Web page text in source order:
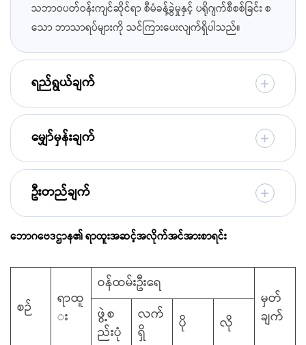
သဘာဝပတ်ဝန်းကျင်ဆိုင်ရာ စီမံခန့်ခွဲမှုနှင့် ပရိုဂျက်စီစစ်ခြင်း စ
သော ဘာသာရပ်များကို သင်ကြားပေးလျက်ရှိပါသည်။
ရည်ရွယ်ချက်
မျှော်မှန်းချက်
ဦးတည်ချက်
ဘောဂဗေဒဌာန၏ ရာထူးအဆင့်အလိုက်အင်အားစာရင်း
စဉ်
ရာထူ
း
ဝန်ထမ်းဦးရေ
မှတ်
ချက်
ဖွဲ့စ
ည်းပုံ
လက်
ရှိ
ပို လို